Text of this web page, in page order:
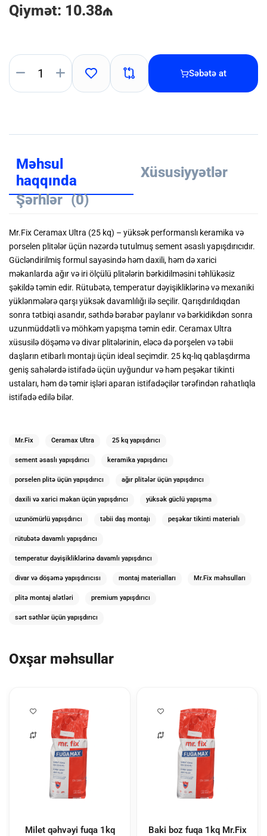
Qiymət: 10.38₼
Səbətə at
Məhsul
haqqında
Xüsusiyyətlər
Şərhlər (0)
Mr.Fix Ceramax Ultra (25 kq) – yüksək performanslı keramika və
porselen plitələr üçün nəzərdə tutulmuş sement əsaslı yapışdırıcıdır.
Gücləndirilmiş formul sayəsində həm daxili, həm də xarici
məkanlarda ağır və iri ölçülü plitələrin bərkidilməsini təhlükəsiz
şəkildə təmin edir. Rütubətə, temperatur dəyişikliklərinə və mexaniki
yüklənmələrə qarşı yüksək davamlılığı ilə seçilir. Qarışdırıldıqdan
sonra tətbiqi asandır, səthdə bərabər paylanır və bərkidikdən sonra
uzunmüddətli və möhkəm yapışma təmin edir. Ceramax Ultra
xüsusilə döşəmə və divar plitələrinin, eləcə də porşelen və təbii
daşların etibarlı montajı üçün ideal seçimdir. 25 kq-lıq qablaşdırma
geniş sahələrdə istifadə üçün uyğundur və həm peşəkar tikinti
ustaları, həm də təmir işləri aparan istifadəçilər tərəfindən rahatlıqla
istifadə edilə bilər.
Mr.Fix Ceramax Ultra 25 kq yapışdırıcı
sement əsaslı yapışdırıcı keramika yapışdırıcı
porselen plitə üçün yapışdırıcı ağır plitələr üçün yapışdırıcı
daxili və xarici məkan üçün yapışdırıcı yüksək güclü yapışma
uzunömürlü yapışdırıcı təbii daş montajı peşəkar tikinti materialı
rütubətə davamlı yapışdırıcı
temperatur dəyişikliklərinə davamlı yapışdırıcı
divar və döşəmə yapışdırıcısı montaj materialları Mr.Fix məhsulları
plitə montaj alətləri premium yapışdırıcı
sərt səthlər üçün yapışdırıcı
Oxşar məhsullar
Milet qəhvəyi fuqa 1kq
Baki boz fuqa 1kq Mr.Fix